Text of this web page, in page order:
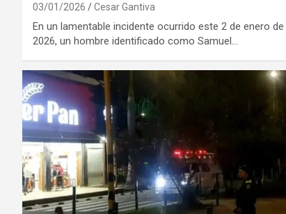
03/01/2026 Cesar Gantiva
En un lamentable incidente ocurrido este 2 de enero de
2026, un hombre identificado como Samuel…